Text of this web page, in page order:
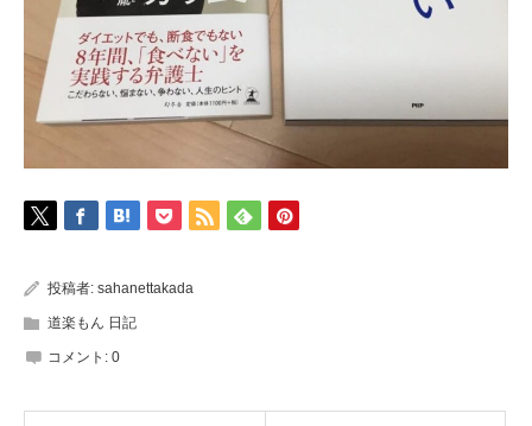
投稿者: sahanettakada
道楽もん 日記
コメント: 0